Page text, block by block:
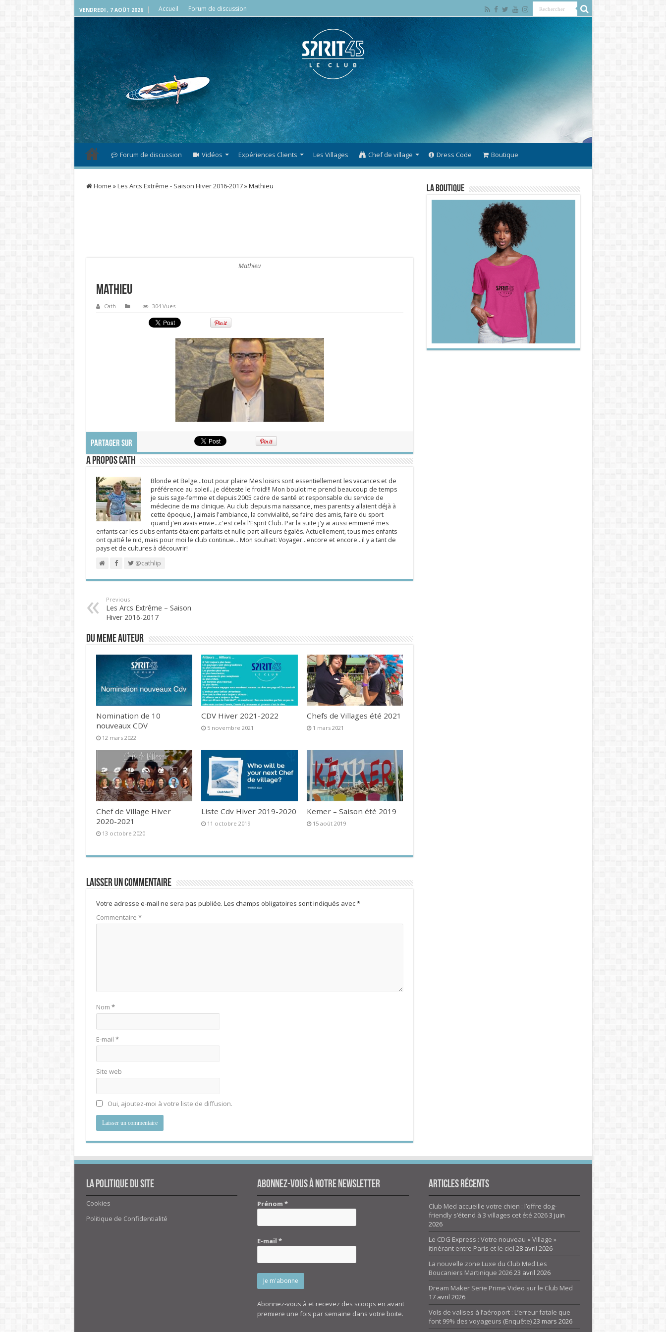
VENDREDI , 7 AOÛT 2026 Accueil Forum de discussion
Forum de discussion Vidéos Expériences Clients Les Villages Chef de village Dress Code Boutique
Home »Les Arcs Extrême - Saison Hiver 2016-2017»Mathieu
Mathieu
Mathieu
Cath 304 Vues
PARTAGER SUR
A propos Cath
Blonde et Belge...tout pour plaire Mes loisirs sont essentiellement les vacances et de
préférence au soleil...je déteste le froid!!! Mon boulot me prend beaucoup de temps
je suis sage-femme et depuis 2005 cadre de santé et responsable du service de
médecine de ma clinique. Au club depuis ma naissance, mes parents y allaient déjà à
cette époque, J'aimais l'ambiance, la convivialité, se faire des amis, faire du sport
quand j'en avais envie...c'est cela l'Esprit Club. Par la suite j'y ai aussi emmené mes
enfants car les clubs enfants étaient parfaits et nulle part ailleurs égalés. Actuellement, tous mes enfants
ont quitté le nid, mais pour moi le club continue... Mon souhait: Voyager...encore et encore...il y a tant de
pays et de cultures à découvrir!
@cathlip
Previous
Les Arcs Extrême – Saison
Hiver 2016-2017
DU MEME AUTEUR
Nomination de 10
nouveaux CDV
12 mars 2022
CDV Hiver 2021-2022
5 novembre 2021
Chefs de Villages été 2021
1 mars 2021
Chef de Village Hiver
2020-2021
13 octobre 2020
Liste Cdv Hiver 2019-2020
11 octobre 2019
Kemer – Saison été 2019
15 août 2019
Laisser un commentaire
Votre adresse e-mail ne sera pas publiée. Les champs obligatoires sont indiqués avec*
Commentaire *
Nom *
E-mail *
Site web
Oui, ajoutez-moi à votre liste de diffusion.
La Boutique
La politique du site
Cookies
Politique de Confidentialité
Abonnez-vous à notre newsletter
Prénom*
E-mail*
Abonnez-vous à et recevez des scoops en avant
premiere une fois par semaine dans votre boite.
Articles Récents
Club Med accueille votre chien : l’offre dog-
friendly s’étend à 3 villages cet été 20263 juin
2026
Le CDG Express : Votre nouveau « Village »
itinérant entre Paris et le ciel 28 avril 2026
La nouvelle zone Luxe du Club Med Les
Boucaniers Martinique 202623 avril 2026
Dream Maker Serie Prime Video sur le Club Med
17 avril 2026
Vols de valises à l’aéroport : L’erreur fatale que
font 99% des voyageurs (Enquête)23 mars 2026